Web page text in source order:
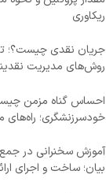
ریکاوری
جریان نقدی چیست؟؛
روش‌های مدیریت
احساس گناه مزمن
خودسرزنشگری؛ راه‌های
آموزش سخنرانی در
بیان؛ ساخت و اجرای